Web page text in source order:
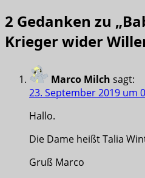
2 Gedanken zu „
Krieger wider
Marco Milch sagt:
23. September 2019 um
Hallo.
Die Dame heißt Talia
Gruß Marco